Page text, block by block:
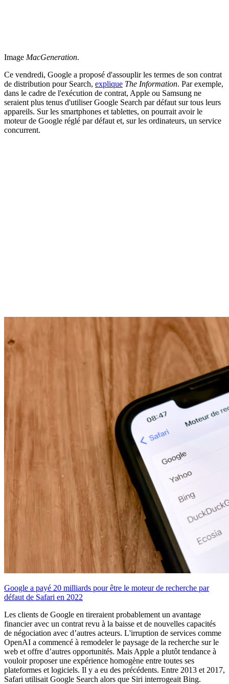
Image MacGeneration.
Ce vendredi, Google a proposé d'assouplir les termes de son contrat
de distribution pour Search, explique The Information. Par exemple,
dans le cadre de l'exécution de contrat, Apple ou Samsung ne
seraient plus tenus d'utiliser Google Search par défaut sur tous leurs
appareils. Sur les smartphones et tablettes, on pourrait avoir le
moteur de Google réglé par défaut et, sur les ordinateurs, un service
concurrent.
Google a payé 20 milliards pour être le moteur de recherche par
défaut de Safari en 2022
Les clients de Google en tireraient probablement un avantage
financier avec un contrat revu à la baisse et de nouvelles capacités
de négociation avec d’autres acteurs. L'irruption de services comme
OpenAI a commencé à remodeler le paysage de la recherche sur le
web et offre d’autres opportunités. Mais Apple a plutôt tendance à
vouloir proposer une expérience homogène entre toutes ses
plateformes et logiciels. Il y a eu des précédents. Entre 2013 et 2017,
Safari utilisait Google Search alors que Siri interrogeait Bing.